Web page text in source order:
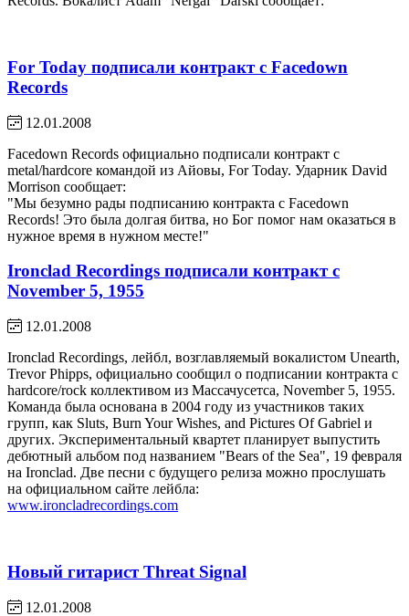
For Today подписали контракт с Facedown
Records
12.01.2008
Facedown Records официально подписали контракт с
metal/hardcore командой из Айовы, For Today. Ударник David
Morrison сообщает:
"Мы безумно рады подписанию контракта с Facedown
Records! Это была долгая битва, но Бог помог нам оказаться в
нужное время в нужном месте!"
Ironclad Recordings подписали контракт с
November 5, 1955
12.01.2008
Ironclad Recordings, лейбл, возглавляемый вокалистом Unearth,
Trevor Phipps, официально сообщил о подписании контракта с
hardcore/rock коллективом из Массачусетса, November 5, 1955.
Команда была основана в 2004 году из участников таких
групп, как Sluts, Burn Your Wishes, and Pictures Of Gabriel и
других. Экспериментальный квартет планирует выпустить
дебютный альбом под названием "Bears of the Sea", 19 февраля
на Ironclad. Две песни с будущего релиза можно прослушать
на официальном сайте лейбла:
www.ironcladrecordings.com
Новый гитарист Threat Signal
12.01.2008